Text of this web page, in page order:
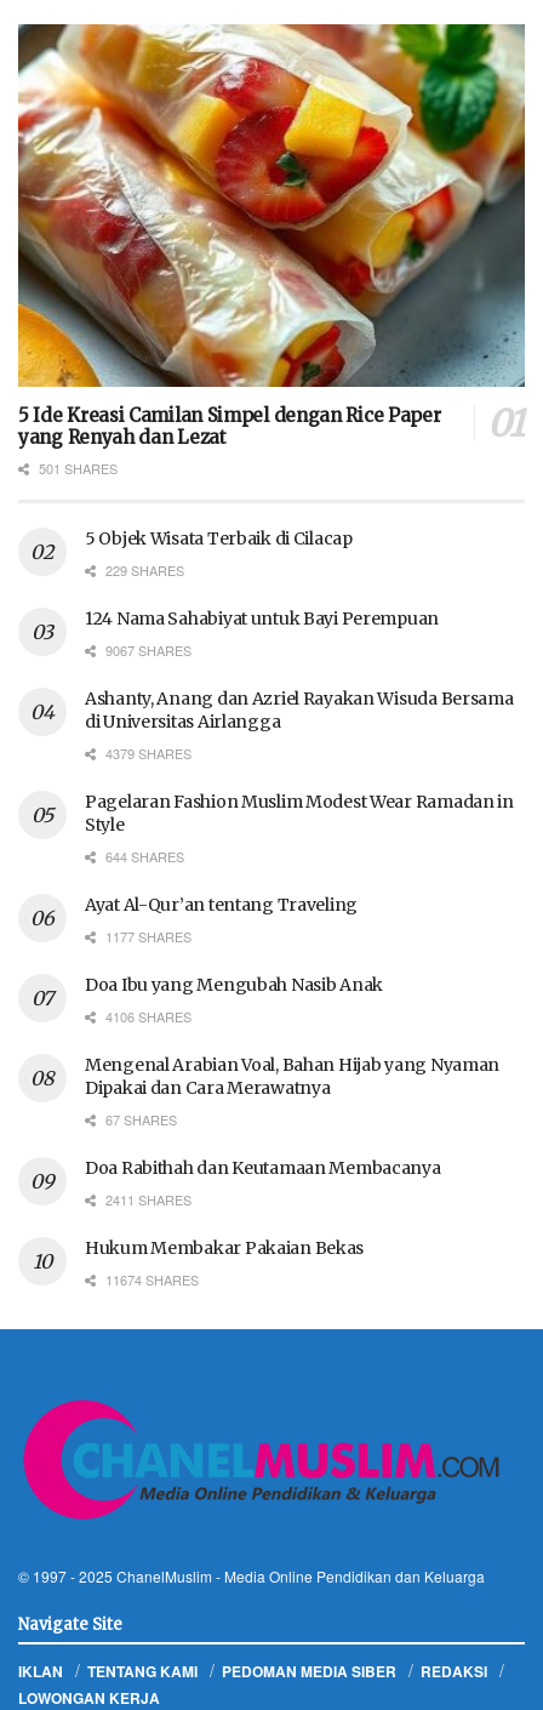
5 Ide Kreasi Camilan Simpel dengan Rice Paper
yang Renyah dan Lezat
501 SHARES
5 Objek Wisata Terbaik di Cilacap
229 SHARES
124 Nama Sahabiyat untuk Bayi Perempuan
9067 SHARES
Ashanty, Anang dan Azriel Rayakan Wisuda Bersama
di Universitas Airlangga
4379 SHARES
Pagelaran Fashion Muslim Modest Wear Ramadan in
Style
644 SHARES
Ayat Al-Qur’an tentang Traveling
1177 SHARES
Doa Ibu yang Mengubah Nasib Anak
4106 SHARES
Mengenal Arabian Voal, Bahan Hijab yang Nyaman
Dipakai dan Cara Merawatnya
67 SHARES
Doa Rabithah dan Keutamaan Membacanya
2411 SHARES
Hukum Membakar Pakaian Bekas
11674 SHARES
© 1997 - 2025 ChanelMuslim - Media Online Pendidikan dan Keluarga
Navigate Site
IKLAN TENTANG KAMI PEDOMAN MEDIA SIBER
REDAKSI
LOWONGAN KERJA